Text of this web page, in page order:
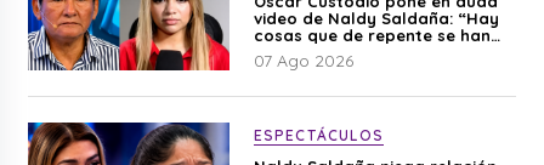
video de Naldy Saldaña: “Hay
cosas que de repente se han
editado”
07 Ago 2026
ESPECTÁCULOS